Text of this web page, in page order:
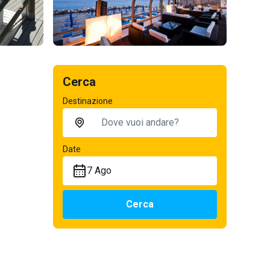
Cerca
Destinazione
Date
7 Ago
Cerca